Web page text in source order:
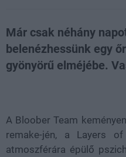
Már csak néhány
belenézhessünk egy
gyönyörű elméjébe.
A Bloober Team
remake-jén, a Layers
atmoszférára épülő